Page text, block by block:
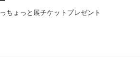
ちょっと展チケットプレゼント